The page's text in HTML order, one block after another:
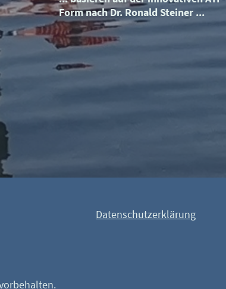
Form nach Dr. Ronald Steiner ...
Datenschutzerklärung